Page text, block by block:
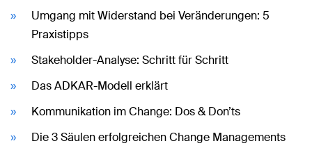
Umgang mit Widerstand bei Veränderungen: 5
Praxistipps
Stakeholder-Analyse: Schritt für Schritt
Das ADKAR-Modell erklärt
Kommunikation im Change: Dos & Don’ts
Die 3 Säulen erfolgreichen Change Managements